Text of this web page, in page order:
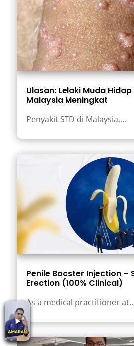
Ulasan: Lelaki Muda
Malaysia Meningkat
Penyakit STD di Malaysia,...
Penile Booster Injection –
Erection (100% Clinical)
As a medical practitioner at...